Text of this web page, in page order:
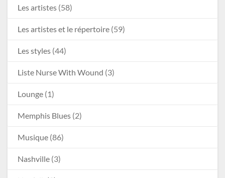
Les artistes (58)
Les artistes et le répertoire (59)
Les styles (44)
Liste Nurse With Wound (3)
Lounge (1)
Memphis Blues (2)
Musique (86)
Nashville (3)